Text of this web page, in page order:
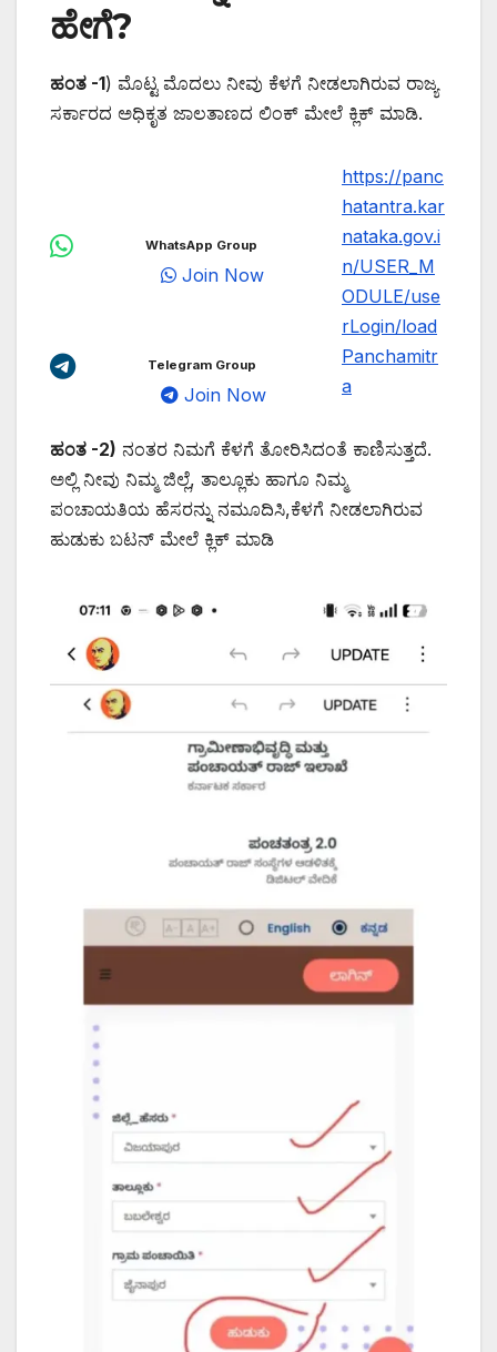
ಹೇಗೆ?
ಹಂತ -1) ಮೊಟ್ಟ ಮೊದಲು ನೀವು ಕೆಳಗೆ ನೀಡಲಾಗಿರುವ ರಾಜ್ಯ
ಸರ್ಕಾರದ ಅಧಿಕೃತ ಜಾಲತಾಣದ ಲಿಂಕ್ ಮೇಲೆ ಕ್ಲಿಕ್ ಮಾಡಿ.
WhatsApp Group
Join Now
Telegram Group
Join Now
https://panc
hatantra.kar
nataka.gov.i
n/USER_M
ODULE/use
rLogin/load
Panchamitr
a
ಹಂತ -2) ನಂತರ ನಿಮಗೆ ಕೆಳಗೆ ತೋರಿಸಿದಂತೆ ಕಾಣಿಸುತ್ತದೆ.
ಅಲ್ಲಿ ನೀವು ನಿಮ್ಮ ಜಿಲ್ಲೆ, ತಾಲ್ಲೂಕು ಹಾಗೂ ನಿಮ್ಮ
ಪಂಚಾಯತಿಯ ಹೆಸರನ್ನು ನಮೂದಿಸಿ,ಕೆಳಗೆ ನೀಡಲಾಗಿರುವ
ಹುಡುಕು ಬಟನ್ ಮೇಲೆ ಕ್ಲಿಕ್ ಮಾಡಿ